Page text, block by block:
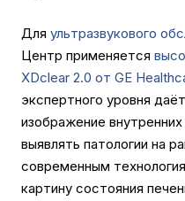
Для ультразвукового
Центр применяется
XDclear 2.0 от GE
экспертного уровня
изображение
выявлять патологии на
современным
картину состояния